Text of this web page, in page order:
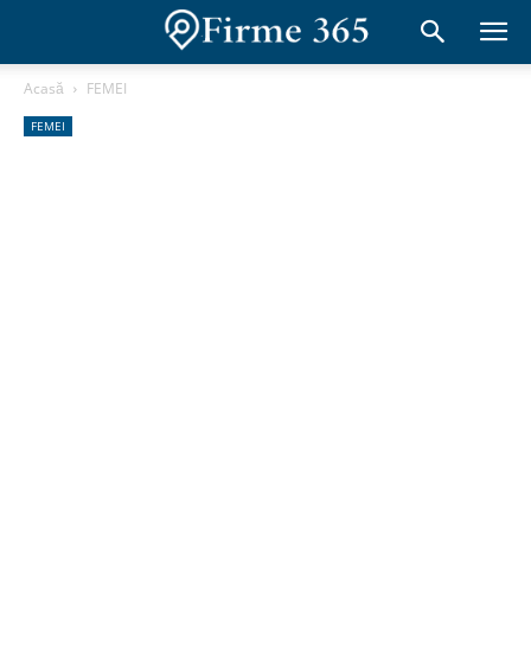
Acasă FEMEI
FEMEI